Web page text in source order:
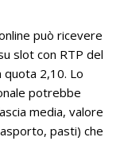
può ricevere
slot con RTP del
quota 2,10. Lo
potrebbe
media, valore
pasti) che